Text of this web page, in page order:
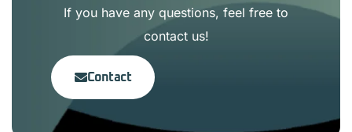
If you have any questions, feel free to
contact us!
Contact